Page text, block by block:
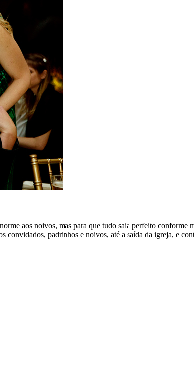
aos noivos, mas para que tudo saia perfeito conforme
convidados, padrinhos e noivos, até a saída da igreja, e